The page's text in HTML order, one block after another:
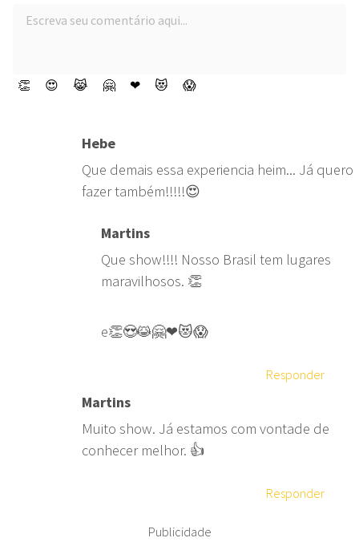
👏 😍 😹 🤗 ❤ 😻 😱
Hebe
Que demais essa experiencia heim... Já quero
fazer também!!!!!😍
Martins
Que show!!!! Nosso Brasil tem lugares
maravilhosos. 👏
e👏😍😹🤗❤😻😱
Responder
Martins
Muito show. Já estamos com vontade de
conhecer melhor. 👍
Responder
Publicidade